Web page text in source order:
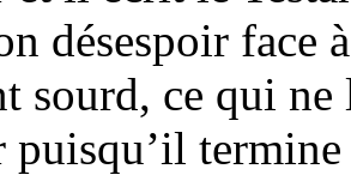
désespoir face
sourd, ce qui ne
puisqu’il